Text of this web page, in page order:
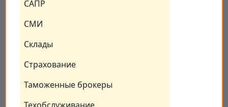
САПР
СМИ
Склады
Страхование
Таможенные брокеры